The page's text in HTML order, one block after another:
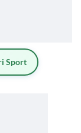
Sport